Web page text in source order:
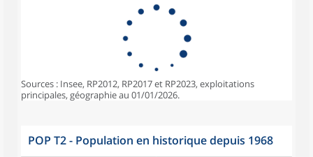
Sources : Insee, RP2012, RP2017 et RP2023, exploitations
principales, géographie au 01/01/2026.
POP T2 - Population en historique depuis 1968